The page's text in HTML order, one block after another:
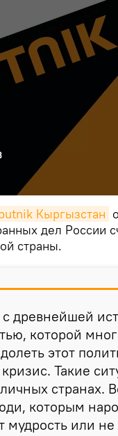
Кыргызстан
дел России
страны.
древнейшей
которой
этот
Такие
странах.
которым
мудрость или